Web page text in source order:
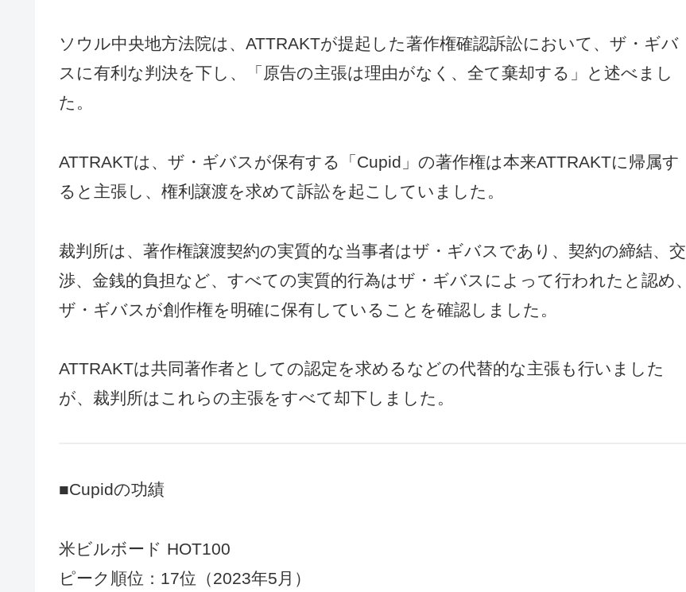
ソウル中央地方法院は、ATTRAKTが提起した著作権確認訴訟において、ザ・ギバ
スに有利な判決を下し、「原告の主張は理由がなく、全て棄却する」と述べまし
た。
ATTRAKTは、ザ・ギバスが保有する「Cupid」の著作権は本来ATTRAKTに帰属す
ると主張し、権利譲渡を求めて訴訟を起こしていました。
裁判所は、著作権譲渡契約の実質的な当事者はザ・ギバスであり、契約の締結、交
渉、金銭的負担など、すべての実質的行為はザ・ギバスによって行われたと認め、
ザ・ギバスが創作権を明確に保有していることを確認しました。
ATTRAKTは共同著作者としての認定を求めるなどの代替的な主張も行いました
が、裁判所はこれらの主張をすべて却下しました。
■Cupidの功績
米ビルボード HOT100
ピーク順位：17位（2023年5月）